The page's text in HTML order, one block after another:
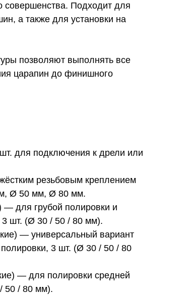
совершенства. Подходит для
а также для установки на
позволяют выполнять все
царапин до финишного
для подключения к дрели или
резьбовым креплением
Ø 50 мм, Ø 80 мм.
— для грубой полировки и
шт. (Ø 30 / 50 / 80 мм).
— универсальный вариант
3 шт. (Ø 30 / 50 / 80
— для полировки средней
50 / 80 мм).